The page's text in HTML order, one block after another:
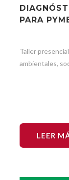
PARA
Taller
ambientales,
LEER